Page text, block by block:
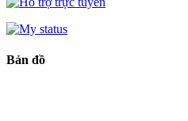
Bản đồ